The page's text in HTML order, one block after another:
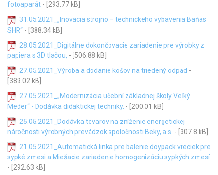
fotoaparát - [293.77 kB]
31.05.2021_„Inovácia strojno – technického vybavenia Baňas
SHR“ - [388.34 kB]
28.05.2021_Digitálne dokončovacie zariadenie pre výrobky z
papiera s 3D tlačou, - [506.88 kB]
27.05.2021_Výroba a dodanie košov na triedený odpad -
[389.02 kB]
27.05.2021_„Modernizácia učební základnej školy Veľký
Meder“ - Dodávka didaktickej techniky. - [200.01 kB]
25.05.2021_Dodávka tovarov na zníženie energetickej
náročnosti výrobných prevádzok spoločnosti Beky, a.s. - [307.8 kB]
21.05.2021_Automatická linka pre balenie doypack vreciek pre
sypké zmesi a Miešacie zariadenie homogenizáciu sypkých zmesí
- [292.63 kB]